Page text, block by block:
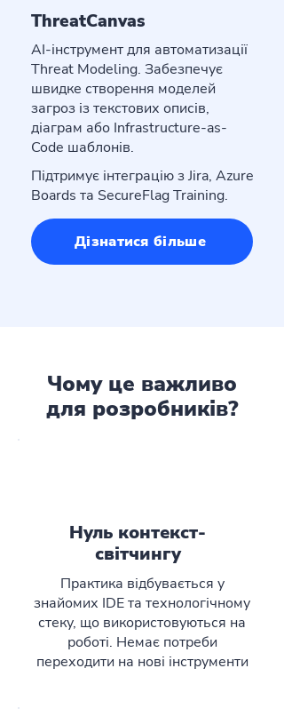
ThreatCanvas
AI-інструмент для автоматизації
Threat Modeling. Забезпечує
швидке створення моделей
загроз із текстових описів,
діаграм або Infrastructure-as-
Code шаблонів.
Підтримує інтеграцію з Jira, Azure
Boards та SecureFlag Training.
Дізнатися більше
Чому це важливо
для розробників?
Нуль контекст-
світчингу
Практика відбувається у
знайомих IDE та технологічному
стеку, що використовуються на
роботі. Немає потреби
переходити на нові інструменти